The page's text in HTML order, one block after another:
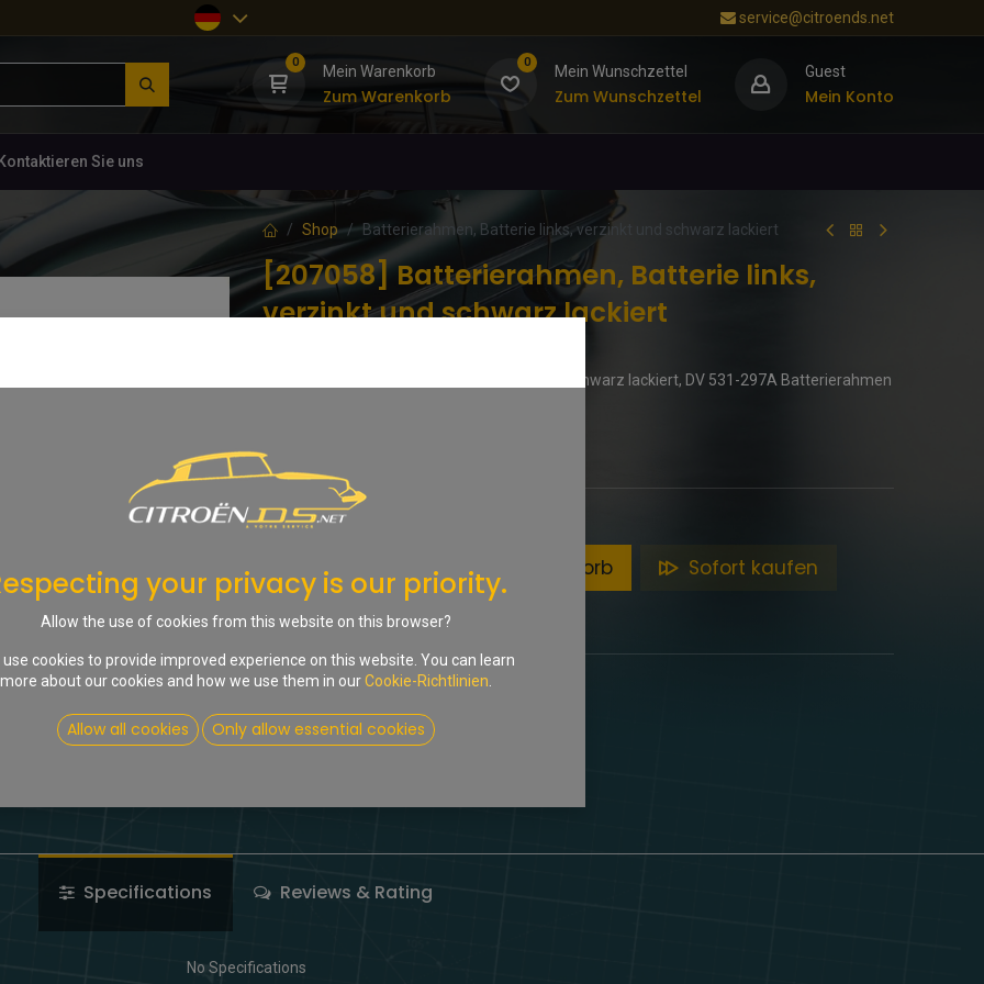
service@citroends.net
0
Mein Warenkorb
Zum Warenkorb
0
Mein Wunschzettel
Zum Wunschzettel
Guest
Mein Konto
Sie uns
Shop Batterierahmen, Batterie links, verzinkt und schwarz lackiert
[207058] Batterierahmen, Batterie links,
verzinkt und schwarz lackiert
Batterierahmen, Batterie links, verzinkt und schwarz lackiert, DV 531-297A Batterierahmen
74,38
Nur 1 Stck. auf Lager.
In den Warenkorb Sofort kaufen
Auf die Wunschliste
Share :
Terms and Conditions
Specifications Reviews & Rating
No Specifications
your privacy is our priority.
Allow the use of cookies from this website on this browser?
use cookies to provide improved experience on this website. You can learn
more about our cookies and how we use them in ourCookie-Richtlinien
Allow all cookies Only allow essential cookies